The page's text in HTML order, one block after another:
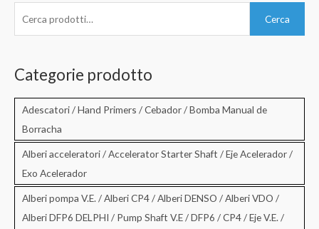
c
Cerca
Categorie prodotto
Adescatori / Hand Primers / Cebador / Bomba Manual de
Borracha
Alberi acceleratori / Accelerator Starter Shaft / Eje Acelerador /
Exo Acelerador
Alberi pompa V.E. / Alberi CP4 / Alberi DENSO / Alberi VDO /
Alberi DFP6 DELPHI / Pump Shaft V.E / DFP6 / CP4 / Eje V.E. /